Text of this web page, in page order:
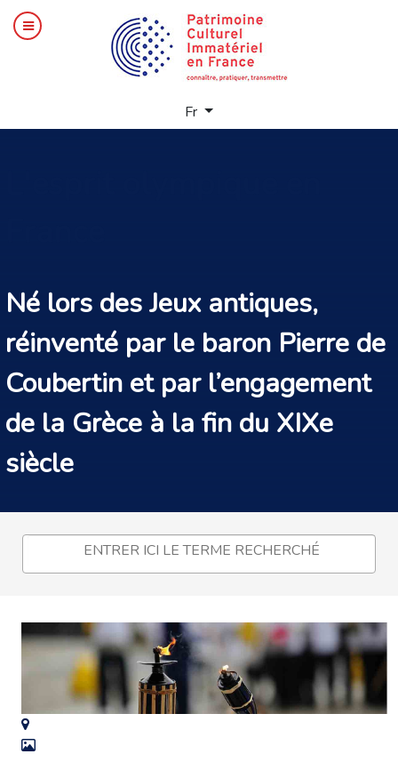
Fr
Né lors des Jeux antiques,
réinventé par le baron Pierre de
Coubertin et par l’engagement
de la Grèce à la fin du XIXe
siècle